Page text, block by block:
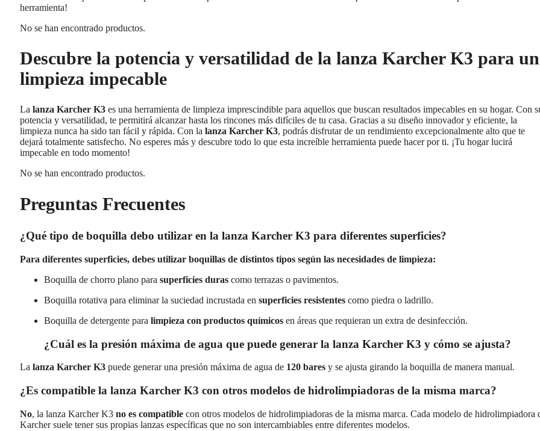
herramienta!
No se han encontrado productos.
Descubre la potencia y versatilidad de la lanza Karcher K3 para
limpieza impecable
La lanza Karcher K3 es una herramienta de limpieza imprescindible para aquellos que buscan resultados impecables en su hogar. Con
potencia y versatilidad, te permitirá alcanzar hasta los rincones más difíciles de tu casa. Gracias a su diseño innovador y eficiente, la
limpieza nunca ha sido tan fácil y rápida. Con la lanza Karcher K3, podrás disfrutar de un rendimiento excepcionalmente alto que te
dejará totalmente satisfecho. No esperes más y descubre todo lo que esta increíble herramienta puede hacer por ti. ¡Tu hogar lucirá
impecable en todo momento!
No se han encontrado productos.
Preguntas Frecuentes
¿Qué tipo de boquilla debo utilizar en la lanza Karcher K3 para diferentes superficies?
Para diferentes superficies, debes utilizar boquillas de distintos tipos según las necesidades de limpieza:
Boquilla de chorro plano para superficies duras como terrazas o pavimentos.
Boquilla rotativa para eliminar la suciedad incrustada en superficies resistentes como piedra o ladrillo.
Boquilla de detergente para limpieza con productos químicos en áreas que requieran un extra de desinfección.
¿Cuál es la presión máxima de agua que puede generar la lanza Karcher K3 y cómo se ajusta?
La lanza Karcher K3 puede generar una presión máxima de agua de 120 bares y se ajusta girando la boquilla de manera manual.
¿Es compatible la lanza Karcher K3 con otros modelos de hidrolimpiadoras de la misma marca?
No, la lanza Karcher K3 no es compatible con otros modelos de hidrolimpiadoras de la misma marca. Cada modelo de hidrolimpiadora
Karcher suele tener sus propias lanzas específicas que no son intercambiables entre diferentes modelos.